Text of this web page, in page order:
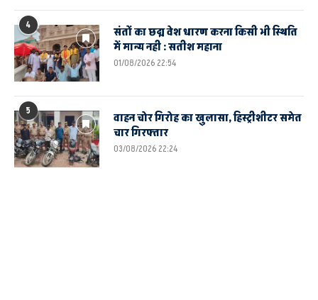
4
संतों का छद्म वेश धारण करना किसी भी स्थिति
में मान्य नही : सतीश महाना
01/08/2026 22:54
5
वाहन चोर गिरोह का खुलासा, हिस्ट्रीशीटर समेत
चार गिरफ्तार
03/08/2026 22:24